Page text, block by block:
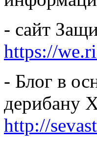
- сайт
https://
- Блог в
дерибану
http://